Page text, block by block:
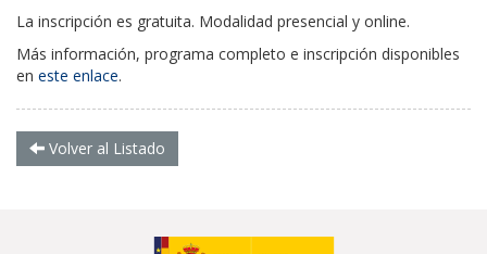
La inscripción es gratuita. Modalidad presencial y online.
Más información, programa completo e inscripción disponibles
en este enlace.
Volver al Listado